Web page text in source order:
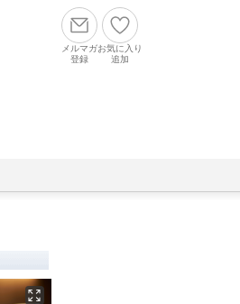
メルマガ
登録
お気に入り
追加